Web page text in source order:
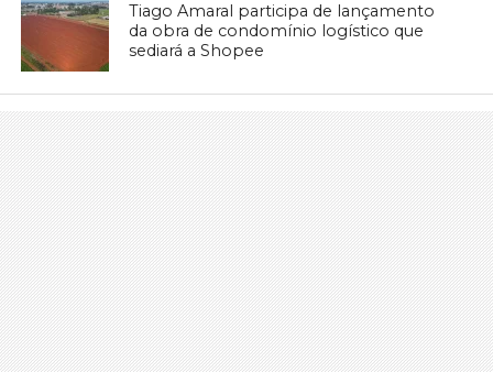
Tiago Amaral participa de lançamento
da obra de condomínio logístico que
sediará a Shopee